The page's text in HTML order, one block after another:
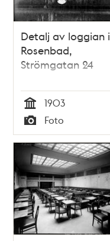
Detalj av loggian i
Rosenbad,
Strömgatan 24
Tid
1903
Typ
Foto